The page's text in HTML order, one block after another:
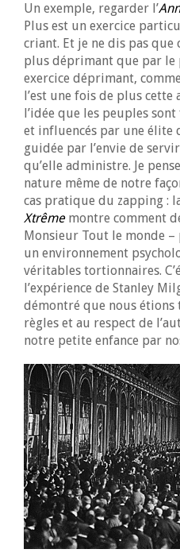
Un exemple, regarder l’
Plus est un exercice
criant. Et je ne dis pas que
plus déprimant que par le
exercice déprimant,
l’est une fois de plus cette
l’idée que les peuples
et influencés par une élite
guidée par l’envie de
qu’elle administre. Je
nature même de notre
cas pratique du zapping :
Xtrêmemontre comment
Monsieur Tout le monde –
un environnement
véritables tortionnaires.
l’expérience de Stanley
démontré que nous étions
règles et au respect de
notre petite enfance par